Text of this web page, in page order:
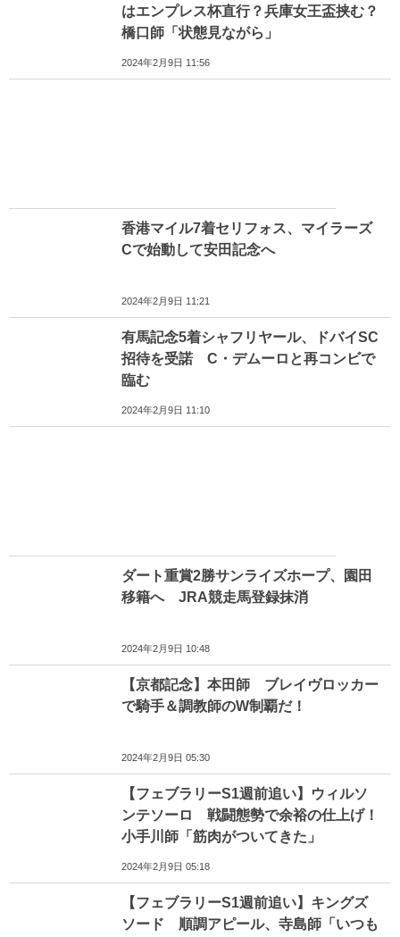
はエンプレス杯直行？兵庫女王盃挟む？
橋口師「状態見ながら」
2024年2月9日 11:56
香港マイル7着セリフォス、マイラーズ
Cで始動して安田記念へ
2024年2月9日 11:21
有馬記念5着シャフリヤール、ドバイSC
招待を受諾 C・デムーロと再コンビで
臨む
2024年2月9日 11:10
ダート重賞2勝サンライズホープ、園田
移籍へ JRA競走馬登録抹消
2024年2月9日 10:48
【京都記念】本田師 ブレイヴロッカー
で騎手＆調教師のW制覇だ！
2024年2月9日 05:30
【フェブラリーS1週前追い】ウィルソ
ンテソーロ 戦闘態勢で余裕の仕上げ！
小手川師「筋肉がついてきた」
2024年2月9日 05:18
【フェブラリーS1週前追い】キングズ
ソード 順調アピール、寺島師「いつも